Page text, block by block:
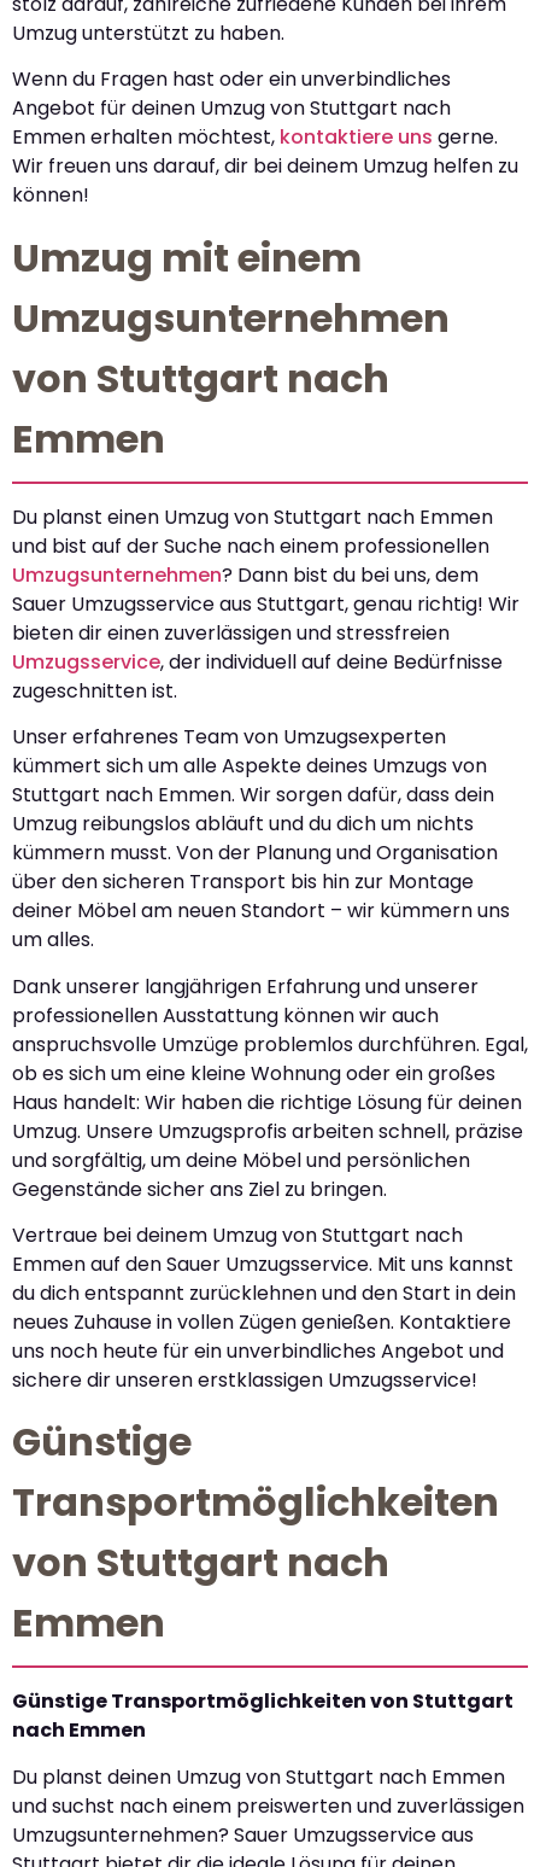
Umzug unterstützt zu haben.
Wenn du Fragen hast oder ein unverbindliches
Angebot für deinen Umzug von Stuttgart nach
Emmen erhalten möchtest, kontaktiere uns gerne.
Wir freuen uns darauf, dir bei deinem Umzug helfen zu
können!
Umzug mit einem
Umzugsunternehmen
von Stuttgart nach
Emmen
Du planst einen Umzug von Stuttgart nach Emmen
und bist auf der Suche nach einem professionellen
Umzugsunternehmen? Dann bist du bei uns, dem
Sauer Umzugsservice aus Stuttgart, genau richtig! Wir
bieten dir einen zuverlässigen und stressfreien
Umzugsservice, der individuell auf deine Bedürfnisse
zugeschnitten ist.
Unser erfahrenes Team von Umzugsexperten
kümmert sich um alle Aspekte deines Umzugs von
Stuttgart nach Emmen. Wir sorgen dafür, dass dein
Umzug reibungslos abläuft und du dich um nichts
kümmern musst. Von der Planung und Organisation
über den sicheren Transport bis hin zur Montage
deiner Möbel am neuen Standort – wir kümmern uns
um alles.
Dank unserer langjährigen Erfahrung und unserer
professionellen Ausstattung können wir auch
anspruchsvolle Umzüge problemlos durchführen. Egal,
ob es sich um eine kleine Wohnung oder ein großes
Haus handelt: Wir haben die richtige Lösung für deinen
Umzug. Unsere Umzugsprofis arbeiten schnell, präzise
und sorgfältig, um deine Möbel und persönlichen
Gegenstände sicher ans Ziel zu bringen.
Vertraue bei deinem Umzug von Stuttgart nach
Emmen auf den Sauer Umzugsservice. Mit uns kannst
du dich entspannt zurücklehnen und den Start in dein
neues Zuhause in vollen Zügen genießen. Kontaktiere
uns noch heute für ein unverbindliches Angebot und
sichere dir unseren erstklassigen Umzugsservice!
Günstige
Transportmöglichkeiten
von Stuttgart nach
Emmen
Günstige Transportmöglichkeiten von Stuttgart
nach Emmen
Du planst deinen Umzug von Stuttgart nach Emmen
und suchst nach einem preiswerten und zuverlässigen
Umzugsunternehmen? Sauer Umzugsservice aus